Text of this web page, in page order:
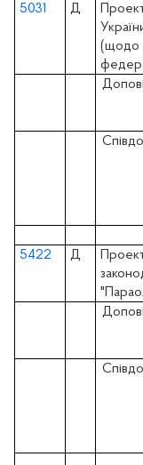
5031 Д
(щодо
5422 Д